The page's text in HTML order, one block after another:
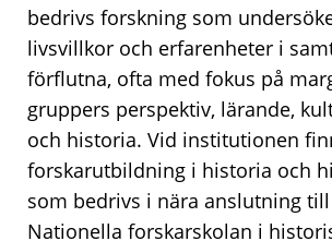
bedrivs forskning som
livsvillkor och erfarenheter i
förflutna, ofta med fokus på
gruppers perspektiv, lärande,
och historia. Vid institutionen
forskarutbildning i historia och
som bedrivs i nära anslutning
Nationella forskarskolan i